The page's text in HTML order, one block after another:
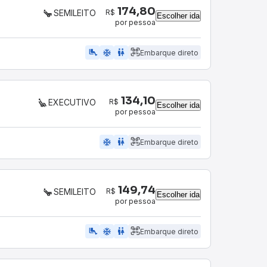
SEMILEITO R$ 174,80
por pessoa
Escolher ida
airline_seat_legroom_extra ac_unit WC Embarque direto
EXECUTIVO R$ 134,10
por pessoa
Escolher ida
ac_unit wc Embarque direto
SEMILEITO R$ 149,74
por pessoa
Escolher ida
airline_seat_legroom_extra ac_unit WC Embarque direto